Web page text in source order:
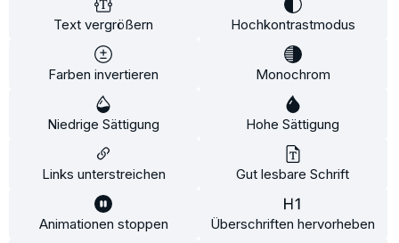
Information
* Alle Preise inkl. gesetzl. Mehrwertsteuer zzgl.
und ggf. Nachnahmegebühren, wenn
Text vergrößern Hochkontrastmodus
Farben invertieren Monochrom
Niedrige Sättigung Hohe Sättigung
Links unterstreichen Gut lesbare Schrift
Animationen stoppen Überschriften hervorheben
Diese Website verwendet Cookies, um eine bestmögliche